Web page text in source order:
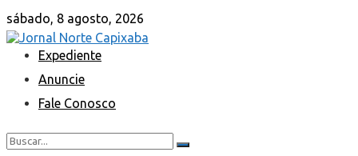
sábado, 8 agosto, 2026
Expediente
Anuncie
Fale Conosco